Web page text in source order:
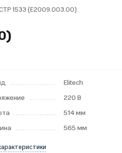
1533 (E2009.003.00)
Elitech
220 В
514 мм
565 мм